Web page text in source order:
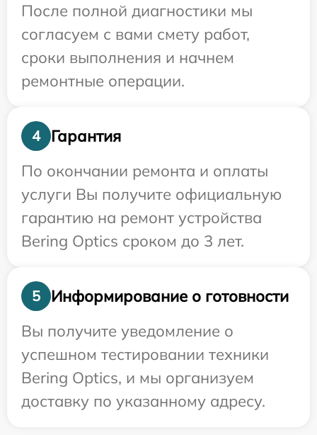
После полной диагностики мы
согласуем с вами смету работ,
сроки выполнения и начнем
ремонтные операции.
4
Гарантия
По окончании ремонта и оплаты
услуги Вы получите официальную
гарантию на ремонт устройства
Bering Optics сроком до 3 лет.
5
Информирование о готовности
Вы получите уведомление о
успешном тестировании техники
Bering Optics, и мы организуем
доставку по указанному адресу.